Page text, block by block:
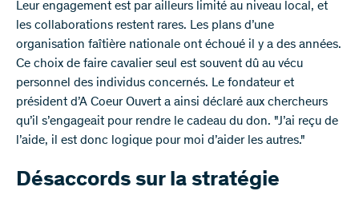
Leur engagement est par ailleurs limité au niveau local, et
les collaborations restent rares. Les plans d’une
organisation faîtière nationale ont échoué il y a des années.
Ce choix de faire cavalier seul est souvent dû au vécu
personnel des individus concernés. Le fondateur et
président d’A Coeur Ouvert a ainsi déclaré aux chercheurs
qu’il s’engageait pour rendre le cadeau du don. "J’ai reçu de
l’aide, il est donc logique pour moi d’aider les autres."
Désaccords sur la stratégie